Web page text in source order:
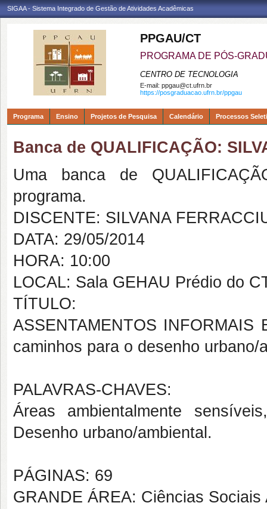
SIGAA - Sistema Integrado de Gestão de Atividades Acadêmicas
PPGAU/CT
PROGRAMA DE PÓS-
CENTRO DE TECNOLOGIA
E-mail: ppgau@ct.ufrn.br
https://posgraduacao.ufrn.br/ppgau
Programa Ensino Projetos de Pesquisa Calendário Processos
Banca de QUALIFICAÇÃO:
Uma banca de
programa.
DISCENTE: SILVANA
DATA: 29/05/2014
HORA: 10:00
LOCAL: Sala GEHAU Prédio do
TÍTULO:
ASSENTAMENTOS INFORMAIS
caminhos para o desenho urbano/
PALAVRAS-CHAVES:
Áreas ambientalmente
Desenho urbano/ambiental.
PÁGINAS: 69
GRANDE ÁREA: Ciências Sociais